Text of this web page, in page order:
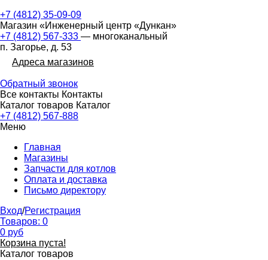
+7 (4812) 35-09-09
Магазин «Инженерный центр «Дункан»
+7 (4812) 567-333 — многоканальный
п. Загорье, д. 53
Адреса магазинов
Обратный звонок
Все контакты Контакты
Каталог товаров Каталог
+7 (4812) 567-888
Меню
Главная
Магазины
Запчасти для котлов
Оплата и доставка
Письмо директору
Вход/Регистрация
Товаров: 0
0 руб
Корзина пуста!
Каталог товаров